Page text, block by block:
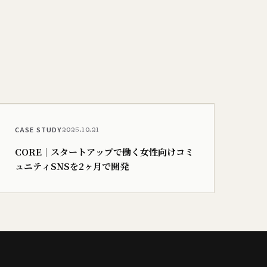
CASE STUDY2025.10.21
CORE｜スタートアップで働く女性向けコミ
ュニティSNSを2ヶ月で開発